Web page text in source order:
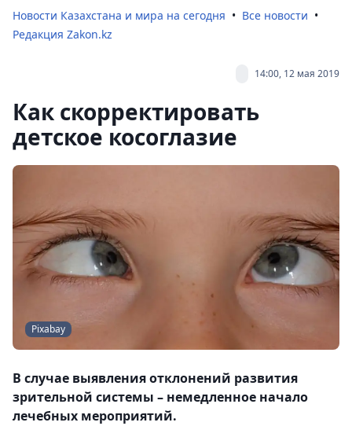
Новости Казахстана и мира на сегодня
Все новости
Редакция Zakon.kz
14:00, 12 мая 2019
Как скорректировать
детское косоглазие
Pixabay
В случае выявления отклонений развития
зрительной системы – немедленное начало
лечебных мероприятий.